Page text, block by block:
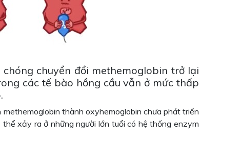
chuyển đổi methemoglobin trở lại
các tế bào hồng cầu vẫn ở mức thấp
thành oxyhemoglobin chưa phát triển
xảy ra ở những người lớn tuổi có hệ thống enzym